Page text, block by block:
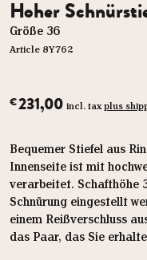
Hoher
Größe 36
Article 8Y762
€231,00 incl. taxplus
Bequemer Stiefel aus
Innenseite ist mit
verarbeitet. Schafthöhe
Schnürung eingestellt
einem Reißverschluss
das Paar, das Sie